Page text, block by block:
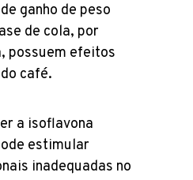
ganho de peso
de cola, por
possuem efeitos
café.
a isoflavona
estimular
inadequadas no